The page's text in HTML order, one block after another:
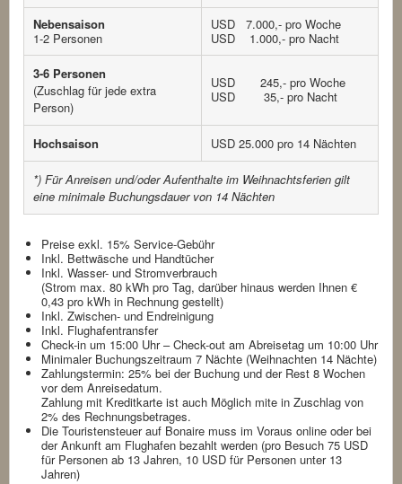
Nebensaison
1-2 Personen
USD 7.000,- pro Woche
USD 1.000,- pro Nacht
3-6 Personen
(Zuschlag für jede extra
Person)
USD 245,- pro Woche
USD 35,- pro Nacht
Hochsaison USD 25.000 pro 14 Nächten
*) Für Anreisen und/oder Aufenthalte im Weihnachtsferien gilt
eine minimale Buchungsdauer von 14 Nächten
Preise exkl. 15% Service-Gebühr
Inkl. Bettwäsche und Handtücher
Inkl. Wasser- und Stromverbrauch
(Strom max. 80 kWh pro Tag, darüber hinaus werden Ihnen €
0,43 pro kWh in Rechnung gestellt)
Inkl. Zwischen- und Endreinigung
Inkl. Flughafentransfer
Check-in um 15:00 Uhr – Check-out am Abreisetag um 10:00 Uhr
Minimaler Buchungszeitraum 7 Nächte (Weihnachten 14 Nächte)
Zahlungstermin: 25% bei der Buchung und der Rest 8 Wochen
vor dem Anreisedatum.
Zahlung mit Kreditkarte ist auch Möglich mite in Zuschlag von
2% des Rechnungsbetrages.
Die Touristensteuer auf Bonaire muss im Voraus online oder bei
der Ankunft am Flughafen bezahlt werden (pro Besuch 75 USD
für Personen ab 13 Jahren, 10 USD für Personen unter 13
Jahren)